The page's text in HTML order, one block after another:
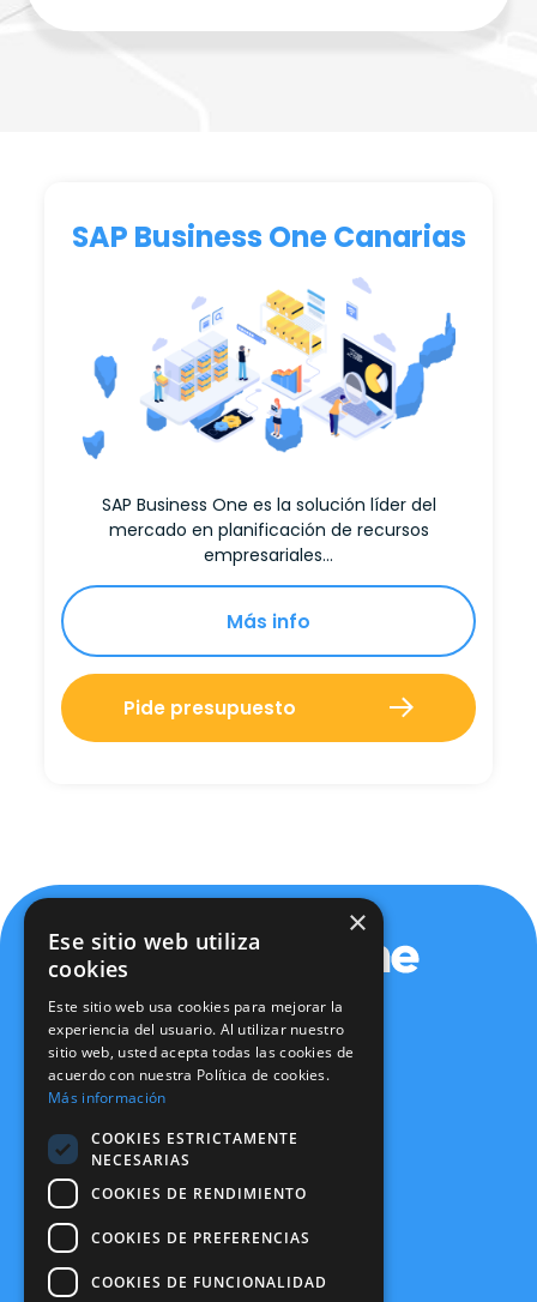
SAP Business One Canarias
SAP Business One es la solución líder del
mercado en planificación de recursos
empresariales…
Más info
Pide presupuesto
Política de privacidad
Política de seguridad
info@expertone.es
×
Ese sitio web utiliza
cookies
Este sitio web usa cookies para mejorar la
experiencia del usuario. Al utilizar nuestro
sitio web, usted acepta todas las cookies de
acuerdo con nuestra Política de cookies.
Más información
COOKIES ESTRICTAMENTE
NECESARIAS
COOKIES DE RENDIMIENTO
COOKIES DE PREFERENCIAS
COOKIES DE FUNCIONALIDAD